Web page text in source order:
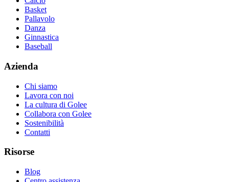
Basket
Pallavolo
Danza
Ginnastica
Baseball
Azienda
Chi siamo
Lavora con noi
La cultura di Golee
Collabora con Golee
Sostenibilità
Contatti
Risorse
Blog